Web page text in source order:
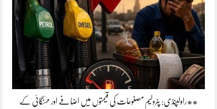
**راولپنڈی: پٹرولیم مصنوعات کی قیمتوں میں اضافے اور مہنگائی کے